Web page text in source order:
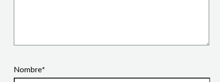
Nombre*